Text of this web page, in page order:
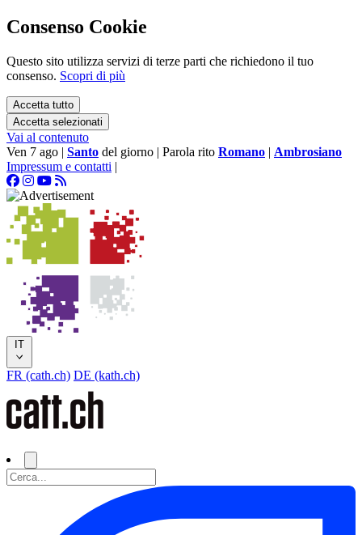
Consenso Cookie
Questo sito utilizza servizi di terze parti che richiedono il tuo
consenso. Scopri di più
Accetta tutto
Accetta selezionati
Vai al contenuto
Ven 7 ago | Santo del giorno | Parola rito Romano | Ambrosiano
Impressum e contatti |
IT
FR (cath.ch) DE (kath.ch)